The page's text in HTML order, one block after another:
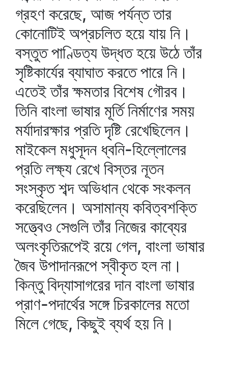
গ্রহণ করেছে, আজ পর্যন্ত তার
কোনোটিই অপ্রচলিত হয়ে যায় নি।
বস্তুত পাণ্ডিত্য উদ্ধত হয়ে উঠে তাঁর
সৃষ্টিকার্যের ব্যাঘাত করতে পারে নি।
এতেই তাঁর ক্ষমতার বিশেষ গৌরব।
তিনি বাংলা ভাষার মূর্তি নির্মাণের সময়
মর্যাদারক্ষার প্রতি দৃষ্টি রেখেছিলেন।
মাইকেল মধুসূদন ধ্বনি-হিল্লোলের
প্রতি লক্ষ্য রেখে বিস্তর নূতন
সংস্কৃত শব্দ অভিধান থেকে সংকলন
করেছিলেন। অসামান্য কবিত্বশক্তি
সত্ত্বেও সেগুলি তাঁর নিজের কাব্যের
অলংকৃতিরূপেই রয়ে গেল, বাংলা ভাষার
জৈব উপাদানরূপে স্বীকৃত হল না।
কিন্তু বিদ্যাসাগরের দান বাংলা ভাষার
প্রাণ-পদার্থের সঙ্গে চিরকালের মতো
মিলে গেছে, কিছুই ব্যর্থ হয় নি।